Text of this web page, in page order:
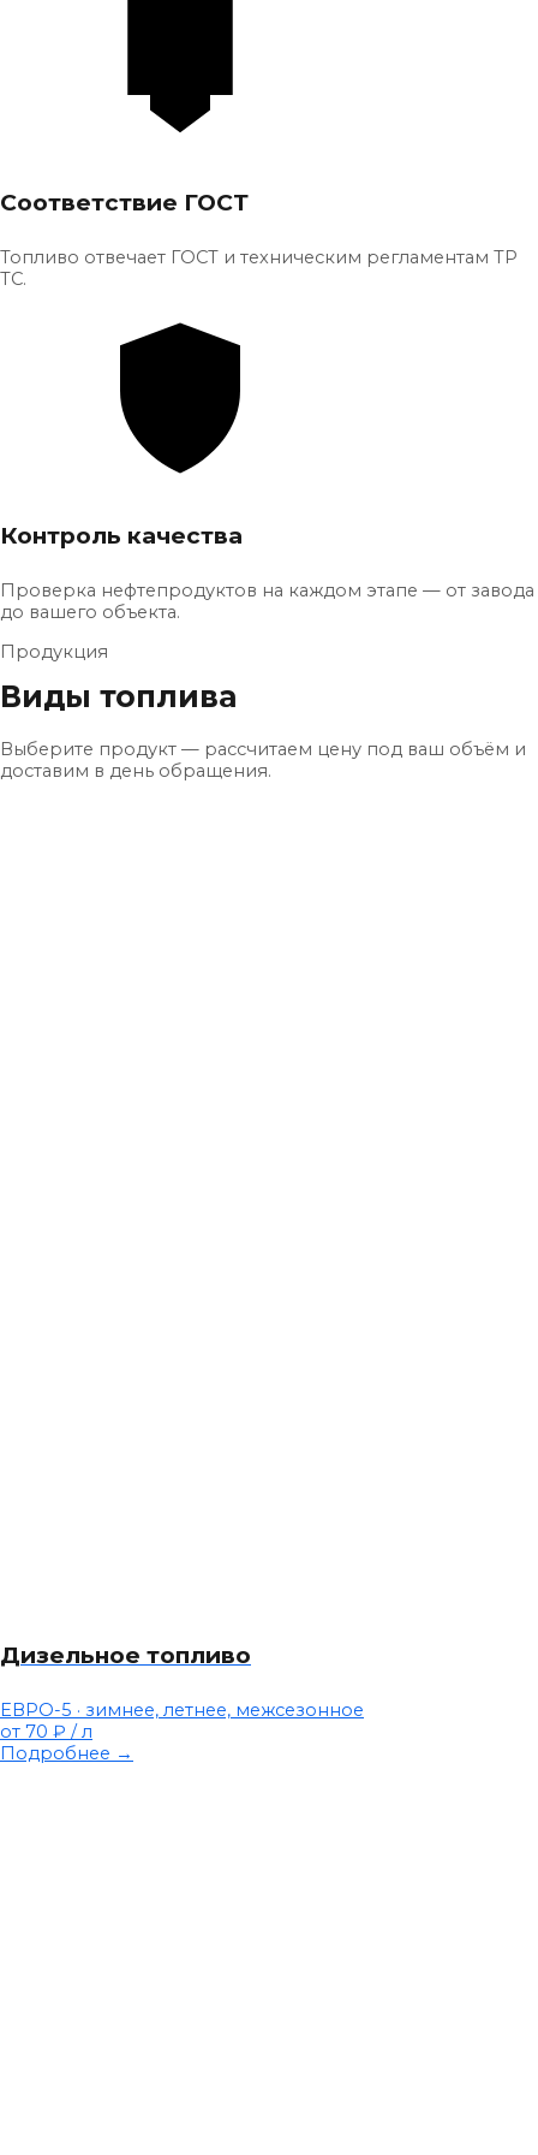
Соответствие ГОСТ
Топливо отвечает ГОСТ и техническим регламентам ТР
ТС.
Контроль качества
Проверка нефтепродуктов на каждом этапе — от завода
до вашего объекта.
Продукция
Виды топлива
Выберите продукт — рассчитаем цену под ваш объём и
доставим в день обращения.
Дизельное топливо
ЕВРО-5 · зимнее, летнее, межсезонное
от 70 ₽ / л
Подробнее →